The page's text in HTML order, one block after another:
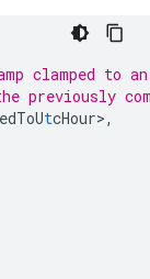
clamped to
previously
tcHour>,